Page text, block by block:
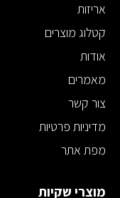
אריזות
קטלוג מוצרים
אודות
מאמרים
צור קשר
מדיניות פרטיות
מפת אתר
מוצרי שקיות